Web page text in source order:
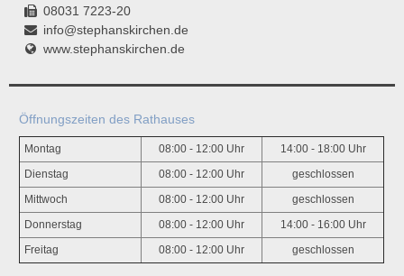
08031 7223-20
info@stephanskirchen.de
www.stephanskirchen.de
Öffnungszeiten des Rathauses
Montag 08:00 - 12:00 Uhr 14:00 - 18:00 Uhr
Dienstag 08:00 - 12:00 Uhr geschlossen
Mittwoch 08:00 - 12:00 Uhr geschlossen
Donnerstag 08:00 - 12:00 Uhr 14:00 - 16:00 Uhr
Freitag 08:00 - 12:00 Uhr geschlossen